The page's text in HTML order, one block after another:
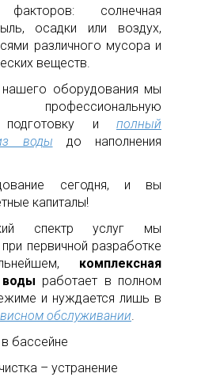
факторов: солнечная
осадки или воздух,
различного мусора и
веществ.
нашего оборудования мы
подготовку и полный
воды до наполнения
сегодня, и вы
капиталы!
спектр услуг мы
первичной разработке
комплексная
воды работает в полном
и нуждается лишь в
обслуживании.
бассейне
– устранение